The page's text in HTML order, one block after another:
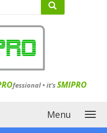
fessional •it'sSMIPRO
Menu